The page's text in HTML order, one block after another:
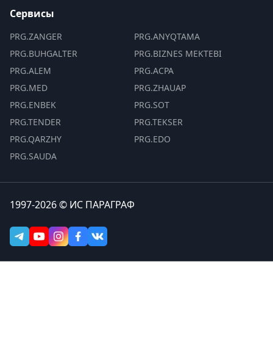
Сервисы
PRG.ZANGER
PRG.BUHGALTER
PRG.ALEM
PRG.MED
PRG.ENBEK
PRG.TENDER
PRG.QARZHY
PRG.SAUDA
PRG.ANYQTAMA
PRG.BIZNES MEKTEBI
PRG.ACPA
PRG.ZHAUAP
PRG.SOT
PRG.TEKSER
PRG.EDO
1997-2026 © ИС ПАРАГРАФ